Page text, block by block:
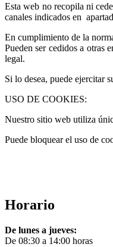
Esta web no recopila ni
canales indicados en
En cumplimiento de la
Pueden ser cedidos a otras
legal.
Si lo desea, puede ejercitar
USO DE COOKIES:
Nuestro sitio web utiliza
Puede bloquear el uso de
Horario
De lunes a jueves:
De 08:30 a 14:00 horas